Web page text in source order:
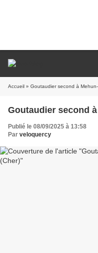
Accueil » Goutaudier second à
Goutaudier second
Publié le 08/09/2025 à 13:58
Par veloquercy